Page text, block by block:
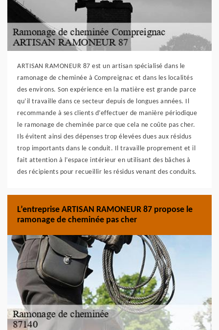
ARTISAN RAMONEUR 87 est un artisan spécialisé dans le
ramonage de cheminée à Compreignac et dans les localités
des environs. Son expérience en la matière est grande parce
qu’il travaille dans ce secteur depuis de longues années. Il
recommande à ses clients d’effectuer de manière périodique
le ramonage de cheminée parce que cela ne coûte pas cher.
Ils évitent ainsi des dépenses trop élevées dues aux résidus
trop importants dans le conduit. Il travaille proprement et il
fait attention à l’espace intérieur en utilisant des bâches à
des récipients pour recueillir les résidus venant des conduits.
L’entreprise ARTISAN RAMONEUR 87 propose le
ramonage de cheminée pas cher